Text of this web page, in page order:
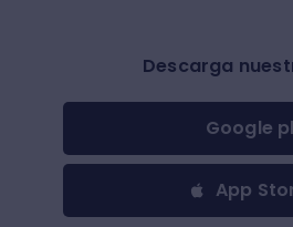
Descarga
Google
App